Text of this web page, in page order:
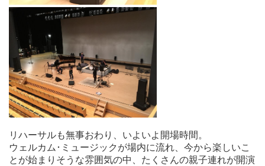
リハーサルも無事おわり、いよいよ開場時間。
ウェルカム･ミュージックが場内に流れ、今から楽しいこ
とが始まりそうな雰囲気の中、たくさんの親子連れが開演